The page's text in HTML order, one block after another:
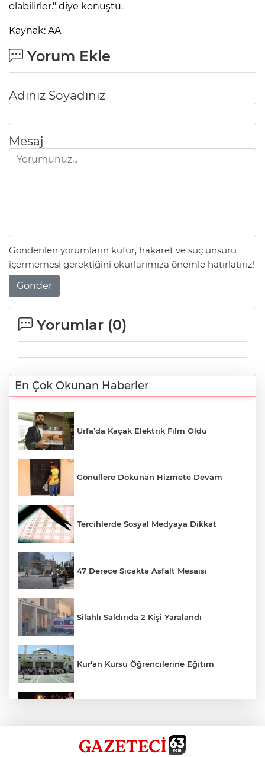
olabilirler." diye konuştu.
Kaynak: AA
Yorum Ekle
Adınız Soyadınız
Mesaj
Gönderilen yorumların küfür, hakaret ve suç unsuru
içermemesi gerektiğini okurlarımıza önemle hatırlatırız!
Gönder
Yorumlar (0)
En Çok Okunan Haberler
Urfa’da Kaçak Elektrik Film Oldu
Gönüllere Dokunan Hizmete Devam
Tercihlerde Sosyal Medyaya Dikkat
47 Derece Sıcakta Asfalt Mesaisi
Silahlı Saldırıda 2 Kişi Yaralandı
Kur'an Kursu Öğrencilerine Eğitim